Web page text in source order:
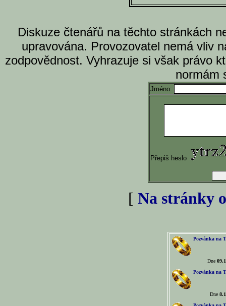
Diskuze čtenářů na těchto stránkách
upravována. Provozovatel nemá vliv
zodpovědnost. Vyhrazuje si však právo
normám
Jméno:
Přepiš heslo
[ Na stránky
Pozvánka na
Dne
Pozvánka na
Dne